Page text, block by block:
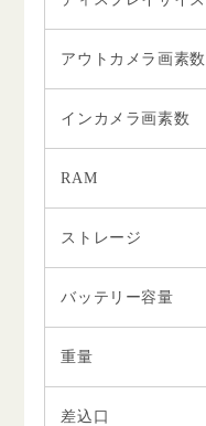
アウトカメラ画素数
インカメラ画素数
RAM
ストレージ
バッテリー容量
重量
差込口